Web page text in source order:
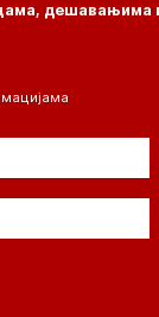
дешавањима